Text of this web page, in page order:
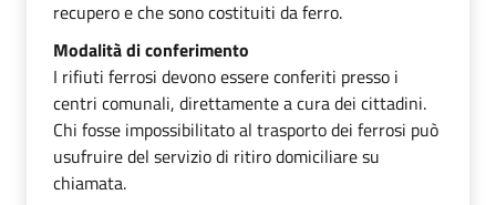
recupero e che sono costituiti da ferro.
Modalità di conferimento
I rifiuti ferrosi devono essere conferiti presso i
centri comunali, direttamente a cura dei cittadini.
Chi fosse impossibilitato al trasporto dei ferrosi può
usufruire del servizio di ritiro domiciliare su
chiamata.